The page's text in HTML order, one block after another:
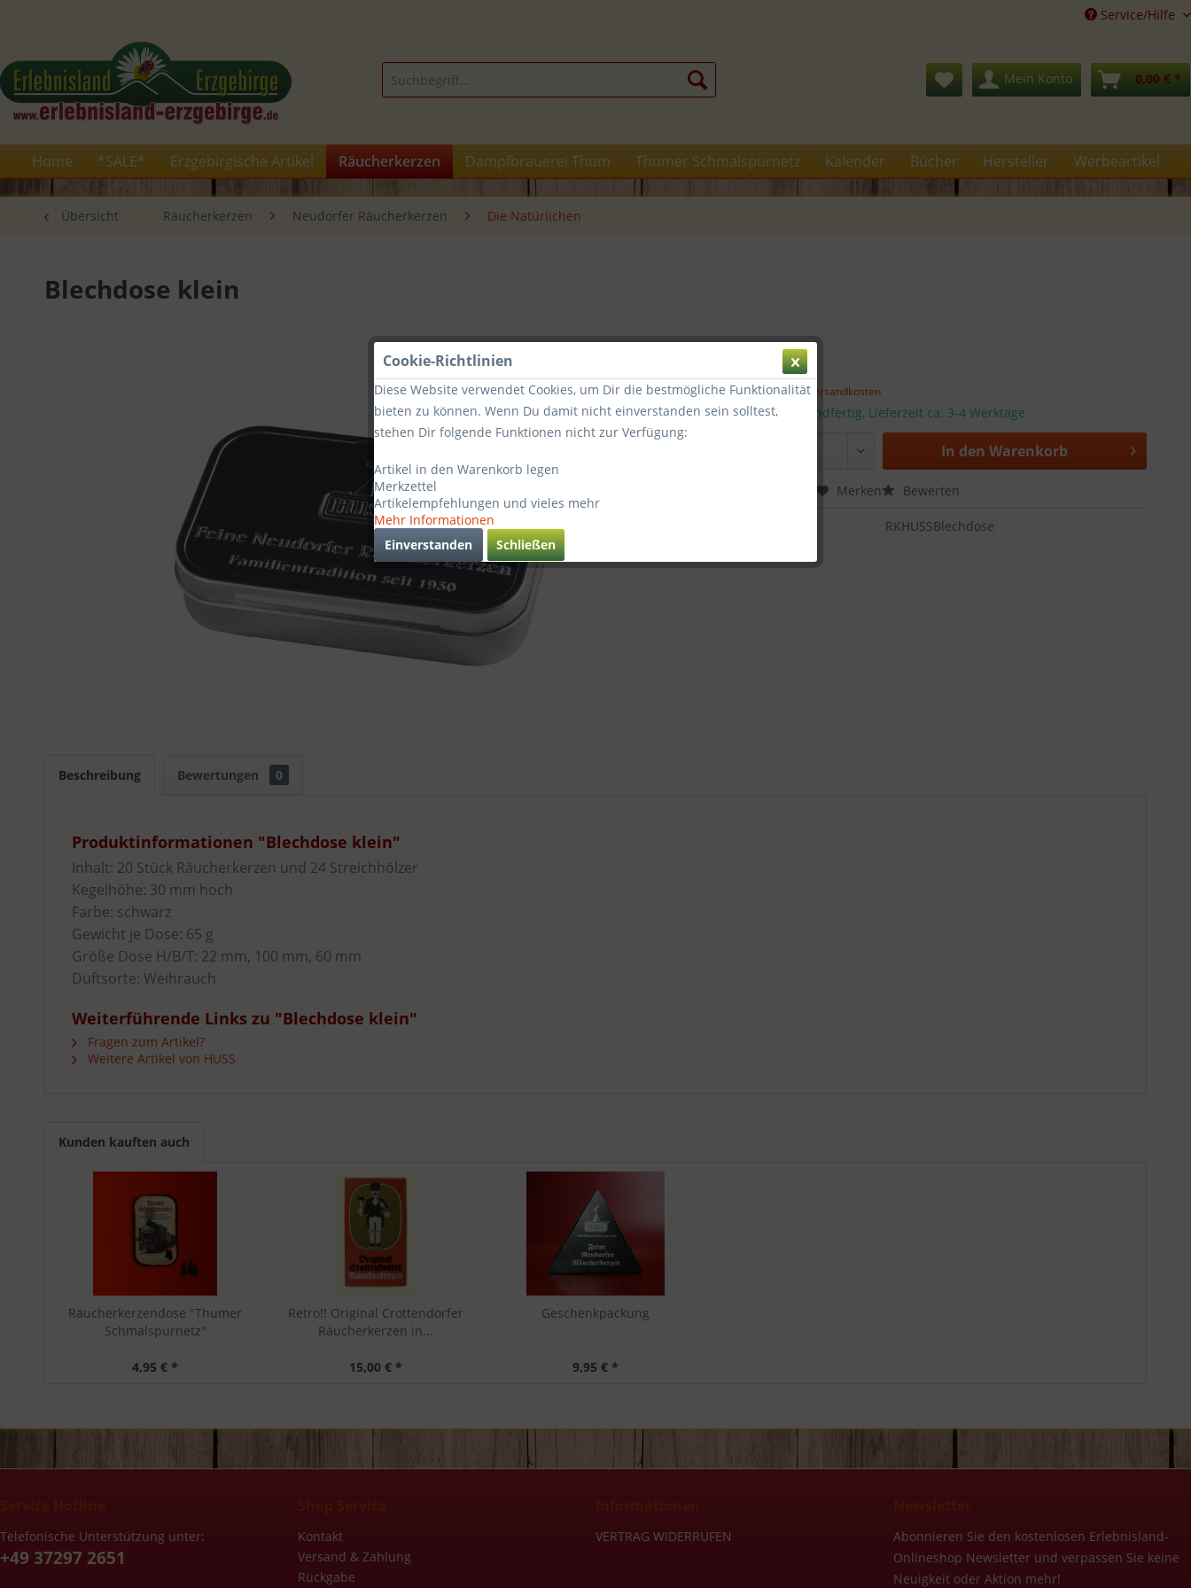
Service/Hilfe
Mein Konto 0,00 € *
Home *SALE* Erzgebirgische Artikel Räucherkerzen Dampfbrauerei Thum Thumer Schmalspurnetz Kalender Bücher Hersteller Werbeartikel
Übersicht Räucherkerzen Neudorfer Räucherkerzen Die Natürlichen
Blechdose klein
7,45 € *
inkl. MwSt.zzgl. Versandkosten
Sofort versandfertig, Lieferzeit ca. 3-4 Werktage
In den Warenkorb
Merken Bewerten
RKHUSSBlechdose
Beschreibung Bewertungen 0
Produktinformationen "Blechdose klein"
Inhalt: 20 Stück Räucherkerzen und 24 Streichhölzer
Kegelhöhe: 30 mm hoch
Farbe: schwarz
Gewicht je Dose: 65 g
Größe Dose H/B/T: 22 mm, 100 mm, 60 mm
Duftsorte: Weihrauch
Weiterführende Links zu "Blechdose klein"
Fragen zum Artikel?
Weitere Artikel von HUSS
Kunden kauften auch
Räucherkerzendose "Thumer
Schmalspurnetz"
4,95 € *
Retro!! Original Crottendorfer
Räucherkerzen in...
15,00 € *
Geschenkpackung
9,95 € *
Telefonische Unterstützung unter:
+49 37297 2651
Kontakt
Versand & Zahlung
Rückgabe
VERTRAG WIDERRUFEN
Abonnieren Sie den kostenlosen Erlebnisland-
Onlineshop Newsletter und verpassen Sie keine
Neuigkeit oder Aktion mehr!
Cookie-Richtlinien
Diese Website verwendet Cookies, um Dir die bestmögliche Funktionalität
bieten zu können. Wenn Du damit nicht einverstanden sein solltest,
stehen Dir folgende Funktionen nicht zur Verfügung:
Artikel in den Warenkorb legen
Merkzettel
Artikelempfehlungen und vieles mehr
Mehr Informationen
Einverstanden
Schließen